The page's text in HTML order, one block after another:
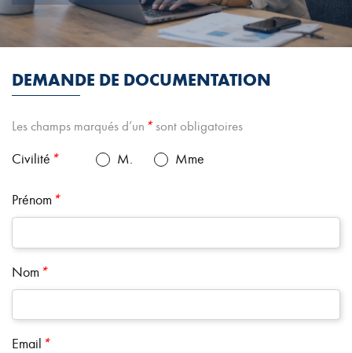
DEMANDE DE DOCUMENTATION
Les champs marqués d’un *sont obligatoires
Civilité * M. Mme
Prénom *
Nom *
Email *